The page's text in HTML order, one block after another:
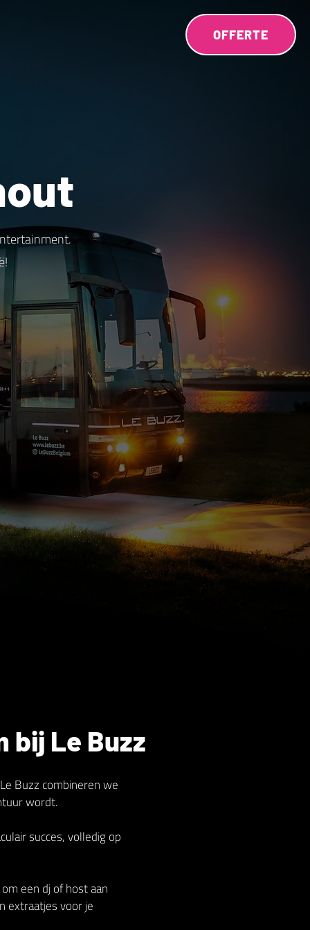
OFFERTE
bij Le Buzz
Buzz combineren we
wordt.
succes, volledig op
een dj of host aan
extraatjes voor je